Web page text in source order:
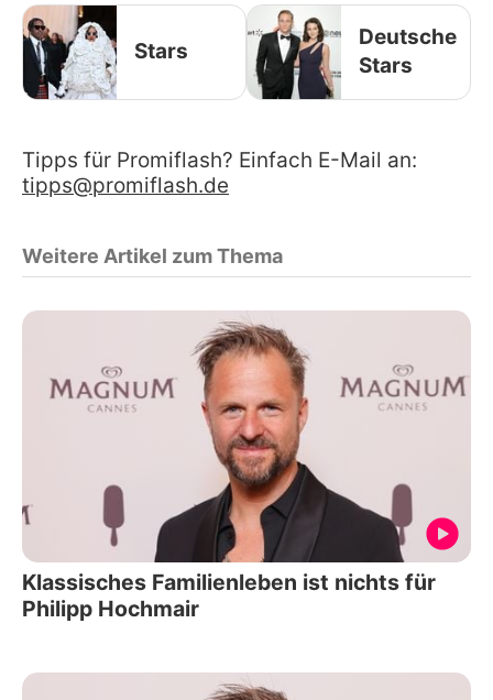
Stars
Deutsche
Stars
Tipps für Promiflash? Einfach E-Mail an:
tipps@promiflash.de
Weitere Artikel zum Thema
Klassisches Familienleben ist nichts für
Philipp Hochmair